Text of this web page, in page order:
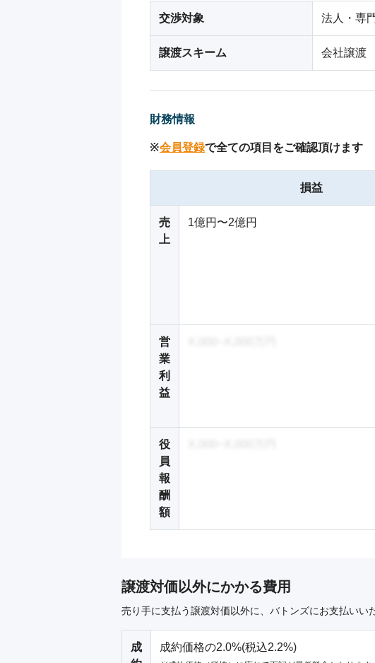
交渉対象 法人・専
譲渡スキーム 会社譲渡
財務情報
※会員登録で全ての項目をご確認頂けます
損益
売
上
1億円〜2億円
営
業
利
益
役
員
報
酬
額
譲渡対価以外にかかる費用
売り手に支払う譲渡対価以外に、バトンズにお支払いい
成
成約価格の2.0%(税込2.2%)